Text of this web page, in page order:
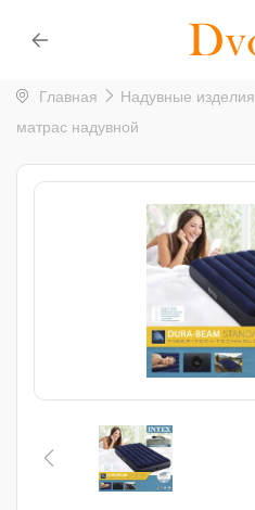
Главная Надувные изделия
матрас надувной